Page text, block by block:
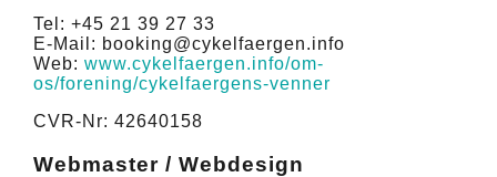
Tel: +45 21 39 27 33
E-Mail: booking@cykelfaergen.info
Web: www.cykelfaergen.info/om-
os/forening/cykelfaergens-venner
CVR-Nr: 42640158
Webmaster / Webdesign